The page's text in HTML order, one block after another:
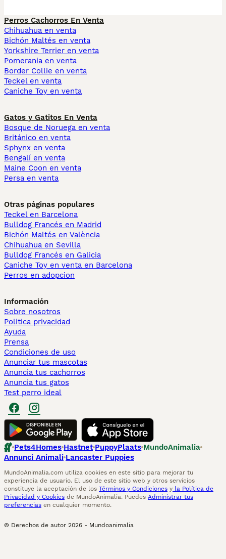
Perros Cachorros En Venta
Chihuahua en venta
Bichón Maltés en venta
Yorkshire Terrier en venta
Pomerania en venta
Border Collie en venta
Teckel en venta
Caniche Toy en venta
Gatos y Gatitos En Venta
Bosque de Noruega en venta
Británico en venta
Sphynx en venta
Bengalí en venta
Maine Coon en venta
Persa en venta
Otras páginas populares
Teckel en Barcelona
Bulldog Francés en Madrid
Bichón Maltés en València
Chihuahua en Sevilla
Bulldog Francés en Galicia
Caniche Toy en venta en Barcelona
Perros en adopcion
Información
Sobre nosotros
Politica privacidad
Ayuda
Prensa
Condiciones de uso
Anunciar tus mascotas
Anuncia tus cachorros
Anuncia tus gatos
Test perro ideal
Pets4Homes Hastnet PuppyPlaats MundoAnimalia
Annunci Animali Lancaster Puppies
MundoAnimalia.com utiliza cookies en este sitio para mejorar tu
experiencia de usuario. El uso de este sitio web y otros servicios
constituye la aceptación de los Términos y Condiciones y la Política de
Privacidad y Cookies de MundoAnimalia. Puedes Administrar tus
preferencias en cualquier momento.
© Derechos de autor 2026 - Mundoanimalia